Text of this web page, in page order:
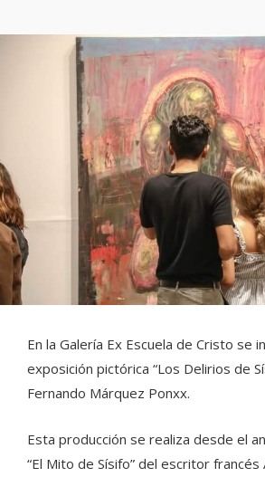
En la Galería Ex Escuela de Cristo se
exposición pictórica “Los Delirios de
Fernando Márquez Ponxx.
Esta producción se realiza desde el
“El Mito de Sísifo” del escritor francés